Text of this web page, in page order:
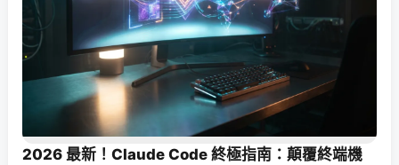
2026 最新！Claude Code 終極指南：顛覆終端機